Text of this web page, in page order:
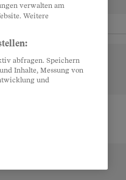
verwalten am
Weitere
abfragen. Speichern
Inhalte, Messung von
und